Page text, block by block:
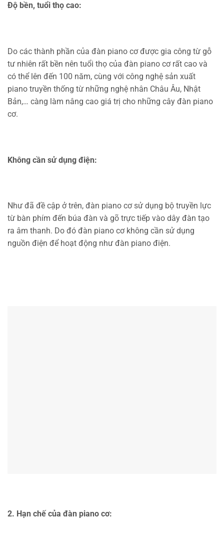
Độ bền, tuổi thọ cao:
Do các thành phần của đàn piano cơ được gia công từ gỗ
tư nhiên rất bền nên tuổi thọ của đàn piano cơ rất cao và
có thể lên đến 100 năm, cùng với công nghệ sản xuất
piano truyền thống từ những nghệ nhân Châu Âu, Nhật
Bản,… càng làm nâng cao giá trị cho những cây đàn piano
cơ.
Không cần sử dụng điện:
Như đã đề cập ở trên, đàn piano cơ sử dụng bộ truyền lực
từ bàn phím đến búa đàn và gõ trực tiếp vào dây đàn tạo
ra âm thanh. Do đó đàn piano cơ không cần sử dụng
nguồn điện để hoạt động như đàn piano điện.
2. Hạn chế của đàn piano cơ: